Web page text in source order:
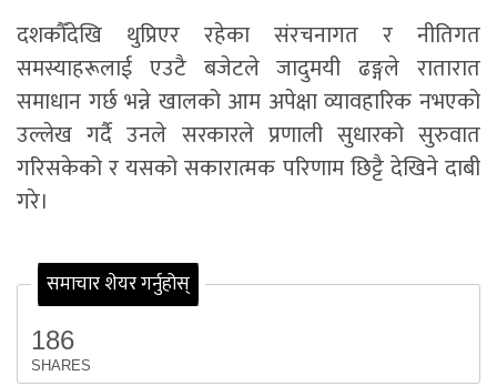
दशकौँदेखि थुप्रिएर रहेका संरचनागत र नीतिगत
समस्याहरूलाई एउटै बजेटले जादुमयी ढङ्गले रातारात
समाधान गर्छ भन्ने खालको आम अपेक्षा व्यावहारिक नभएको
उल्लेख गर्दै उनले सरकारले प्रणाली सुधारको सुरुवात
गरिसकेको र यसको सकारात्मक परिणाम छिट्टै देखिने दाबी
गरे।
समाचार शेयर गर्नुहोस्
186
SHARES